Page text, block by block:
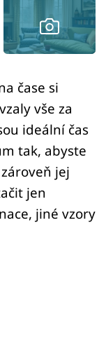
čase si
vše za
ideální čas
tak, abyste
jej
jen
jiné vzory